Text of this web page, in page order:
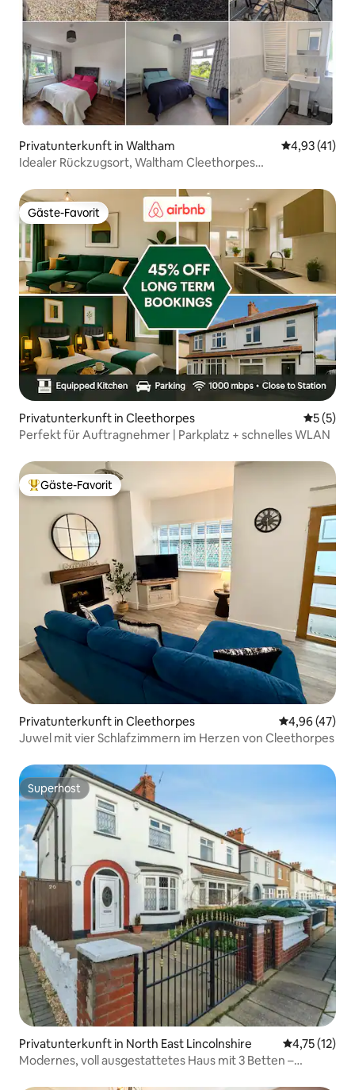
Privatunterkunft in Waltham
4,93 (41)
Idealer Rückzugsort, Waltham Cleethorpes
Gäste-Favorit
Gäste-Favorit
Privatunterkunft in Cleethorpes
5 (5)
Perfekt für Auftragnehmer | Parkplatz + schnelles WLAN
Beliebter Gäste-Favorit.
Gäste-Favorit
Privatunterkunft in Cleethorpes
4,96 (47)
Juwel mit vier Schlafzimmern im Herzen von Cleethorpes
Superhost
Superhost
Privatunterkunft in North East Lincolnshire
4,75 (12)
Modernes, voll ausgestattetes Haus mit 3 Betten –